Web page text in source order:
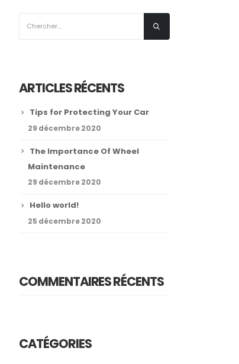
ARTICLES RÉCENTS
Tips for Protecting Your Car
29 décembre 2020
The Importance Of Wheel
Maintenance
29 décembre 2020
Hello world!
25 décembre 2020
COMMENTAIRES RÉCENTS
CATÉGORIES